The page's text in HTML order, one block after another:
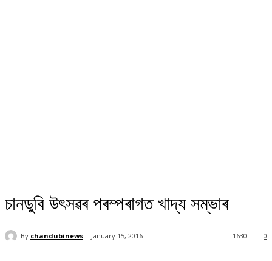
চানডুবি উৎসৱৰ পৰম্পৰাগত খাদ্য সম্ভাৰ
By chandubinews January 15, 2016 0
1630